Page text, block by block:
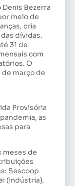
Bezerra
meio de
cria
dívidas.
31 de
com
O
março de
Provisória
as
para
meses de
Sescoop
(indústria),